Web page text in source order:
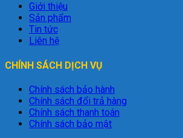
Giới thiệu
Sản phẩm
Tin tức
Liên hệ
CHÍNH SÁCH DỊCH VỤ
Chính sách bảo hành
Chính sách đổi trả hàng
Chính sách thanh toán
Chính sách bảo mật